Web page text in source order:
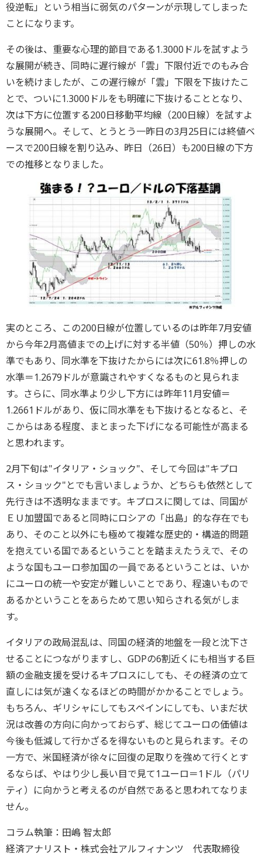
役逆転」という相当に弱気のパターンが示現してしまった
ことになります。
その後は、重要な心理的節目である1.3000ドルを試すよう
な展開が続き、同時に遅行線が「雲」下限付近でのもみ合
いを続けましたが、この遅行線が「雲」下限を下抜けたこ
とで、ついに1.3000ドルをも明確に下抜けることとなり、
次は下方に位置する200日移動平均線（200日線）を試すよ
うな展開へ。そして、とうとう一昨日の3月25日には終値ベ
ースで200日線を割り込み、昨日（26日）も200日線の下方
での推移となりました。
実のところ、この200日線が位置しているのは昨年7月安値
から今年2月高値までの上げに対する半値（50％）押しの水
準でもあり、同水準を下抜けたからには次に61.8％押しの
水準＝1.2679ドルが意識されやすくなるものと見られま
す。さらに、同水準より少し下方には昨年11月安値＝
1.2661ドルがあり、仮に同水準をも下抜けるとなると、そ
こからはある程度、まとまった下げになる可能性が高まる
と思われます。
2月下旬は"イタリア・ショック"、そして今回は"キプロ
ス・ショック"とでも言いましょうか、どちらも依然として
先行きは不透明なままです。キプロスに関しては、同国が
ＥＵ加盟国であると同時にロシアの「出島」的な存在でも
あり、そのこと以外にも極めて複雑な歴史的・構造的問題
を抱えている国であるということを踏まえたうえで、その
ような国もユーロ参加国の一員であるということは、いか
にユーロの統一や安定が難しいことであり、程遠いもので
あるかということをあらためて思い知らされる気がしま
す。
イタリアの政局混乱は、同国の経済的地盤を一段と沈下さ
せることにつながりますし、GDPの6割近くにも相当する巨
額の金融支援を受けるキプロスにしても、その経済の立て
直しには気が遠くなるほどの時間がかかることでしょう。
もちろん、ギリシャにしてもスペインにしても、いまだ状
況は改善の方向に向かっておらず、総じてユーロの価値は
今後も低減して行かざるを得ないものと見られます。その
一方で、米国経済が徐々に回復の足取りを強めて行くとす
るならば、やはり少し長い目で見て1ユーロ＝1ドル（パリ
ティ）に向かうと考えるのが自然であると思われてなりま
せん。
コラム執筆：田嶋 智太郎
経済アナリスト・株式会社アルフィナンツ 代表取締役